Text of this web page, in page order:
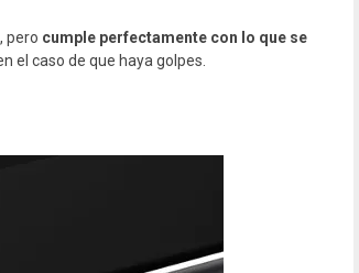
pero cumple perfectamente con lo que se
el caso de que haya golpes.